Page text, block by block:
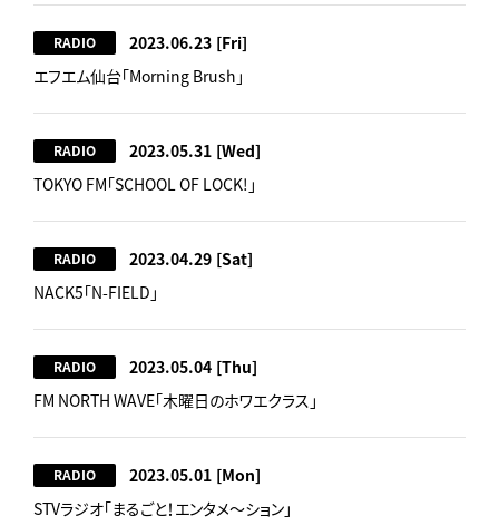
RADIO 2023.06.23 [Fri]
エフエム仙台「Morning Brush」
RADIO 2023.05.31 [Wed]
TOKYO FM「SCHOOL OF LOCK!」
RADIO 2023.04.29 [Sat]
NACK5「N-FIELD」
RADIO 2023.05.04 [Thu]
FM NORTH WAVE「木曜日のホワエクラス」
RADIO 2023.05.01 [Mon]
STVラジオ「まるごと！エンタメ～ション」